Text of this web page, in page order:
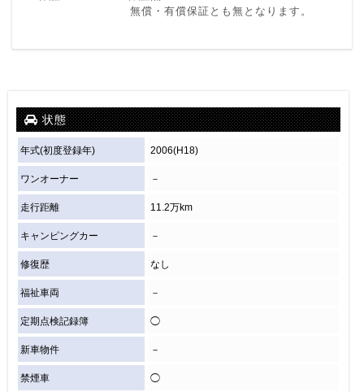
無償・有償保証とも無となります。
状態
年式(初度登録年) 2006(H18)
ワンオーナー －
走行距離 11.2万km
キャンピングカー －
修復歴 なし
福祉車両 －
定期点検記録簿 ◯
新車物件 －
禁煙車 ◯